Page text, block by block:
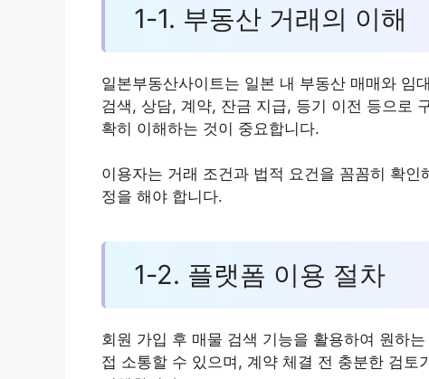
1-1. 부동산 거래의 이해
일본부동산사이트는 일본 내 부동산 매매와 임
검색, 상담, 계약, 잔금 지급, 등기 이전 등으로
확히 이해하는 것이 중요합니다.
이용자는 거래 조건과 법적 요건을 꼼꼼히 확
정을 해야 합니다.
1-2. 플랫폼 이용 절차
회원 가입 후 매물 검색 기능을 활용하여 원하
접 소통할 수 있으며, 계약 체결 전 충분한 검